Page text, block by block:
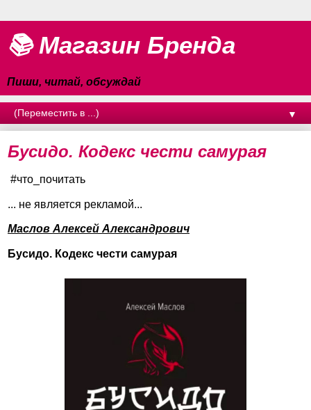
📚 Магазин Бренда
Пиши, читай, обсуждай
▼
Бусидо. Кодекс чести самурая
#что_почитать
... не является рекламой...
Маслов Алексей Александрович
Бусидо. Кодекс чести самурая